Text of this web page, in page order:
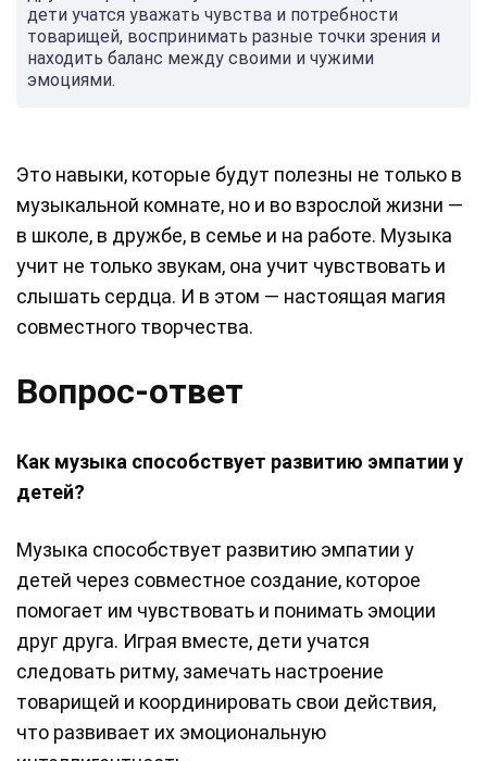
дети учатся уважать чувства и потребности
товарищей, воспринимать разные точки зрения и
находить баланс между своими и чужими
эмоциями.
Это навыки, которые будут полезны не только в
музыкальной комнате, но и во взрослой жизни —
в школе, в дружбе, в семье и на работе. Музыка
учит не только звукам, она учит чувствовать и
слышать сердца. И в этом — настоящая магия
совместного творчества.
Вопрос-ответ
Как музыка способствует развитию эмпатии у
детей?
Музыка способствует развитию эмпатии у
детей через совместное создание, которое
помогает им чувствовать и понимать эмоции
друг друга. Играя вместе, дети учатся
следовать ритму, замечать настроение
товарищей и координировать свои действия,
что развивает их эмоциональную